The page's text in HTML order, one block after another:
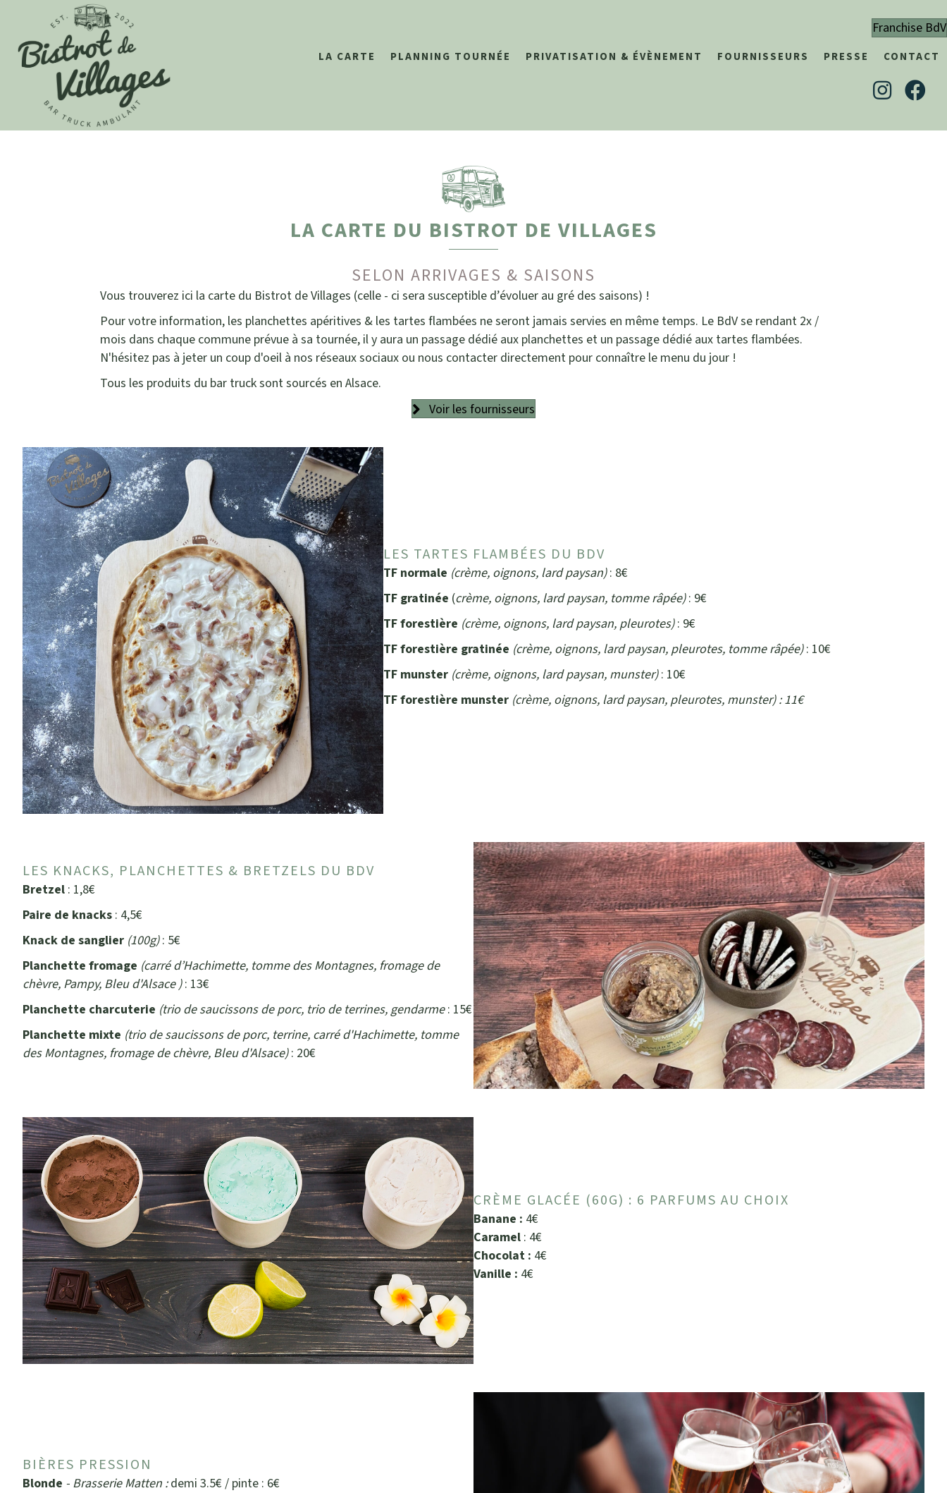
Franchise BdV
LA CARTE PLANNING TOURNÉE PRIVATISATION & ÉVÈNEMENT FOURNISSEURS PRESSE CONTACT
LA CARTE DU BISTROT DE VILLAGES
SELON ARRIVAGES & SAISONS
Vous trouverez ici la carte du Bistrot de Villages (celle - ci sera susceptible d’évoluer au gré des saisons) !
Pour votre information, les planchettes apéritives & les tartes flambées ne seront jamais servies en même temps. Le BdV se rendant 2x /
mois dans chaque commune prévue à sa tournée, il y aura un passage dédié aux planchettes et un passage dédié aux tartes flambées.
N'hésitez pas à jeter un coup d'oeil à nos réseaux sociaux ou nous contacter directement pour connaître le menu du jour !
Tous les produits du bar truck sont sourcés en Alsace.
Voir les fournisseurs
LES TARTES FLAMBÉES DU BDV
TF normale (crème, oignons, lard paysan): 8€
TF gratinée (crème, oignons, lard paysan, tomme râpée): 9€
TF forestière (crème, oignons, lard paysan, pleurotes): 9€
TF forestière gratinée (crème, oignons, lard paysan, pleurotes, tomme râpée): 10€
TF munster (crème, oignons, lard paysan, munster): 10€
TF forestière munster (crème, oignons, lard paysan, pleurotes, munster) : 11€
LES KNACKS, PLANCHETTES & BRETZELS DU BDV
Bretzel : 1,8€
Paire de knacks : 4,5€
Knack de sanglier (100g): 5€
Planchette fromage (carré d’Hachimette, tomme des Montagnes, fromage de
chèvre, Pampy, Bleu d'Alsace ): 13€
Planchette charcuterie (trio de saucissons de porc, trio de terrines, gendarme: 15€
Planchette mixte (trio de saucissons de porc, terrine, carré d'Hachimette, tomme
des Montagnes, fromage de chèvre, Bleu d'Alsace): 20€
CRÈME GLACÉE (60G) : 6 PARFUMS AU CHOIX
Banane : 4€
Caramel : 4€
Chocolat : 4€
Vanille : 4€
BIÈRES PRESSION
Blonde - Brasserie Matten :demi 3.5€ / pinte : 6€